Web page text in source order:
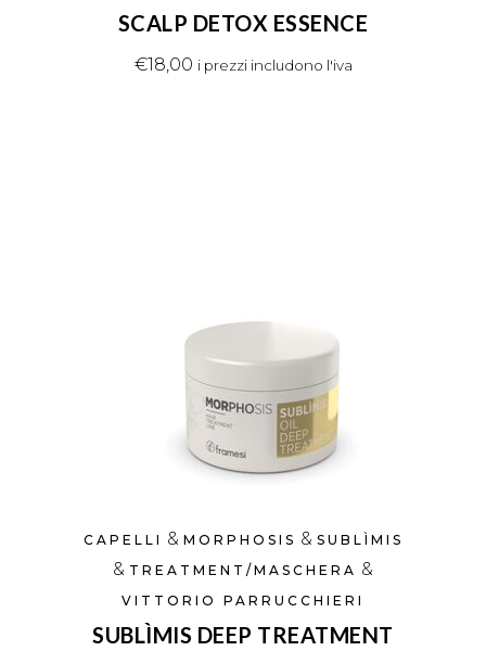
SCALP DETOX ESSENCE
€18,00 i prezzi includono l'iva
CAPELLI & MORPHOSIS & SUBLÌMIS
& TREATMENT/MASCHERA &
VITTORIO PARRUCCHIERI
SUBLÌMIS DEEP TREATMENT